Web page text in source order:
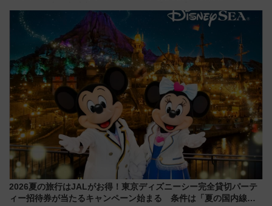
詰め放題を開催、ロイズタウン
駅からのアクセスも
放的な車内空間に注目、デビュ
2026夏の旅行はJALがお得！東京ディズニーシー完全貸切パーテ
ィー招待券が当たるキャンペーン始まる 条件は「夏の国内線に2